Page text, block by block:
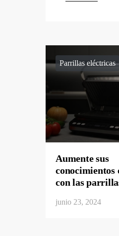
Parrillas eléctricas
Aumente sus
conocimientos
con las
junio 23, 2024